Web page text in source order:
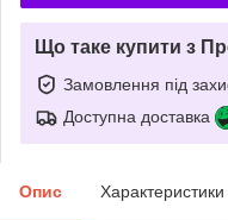
Що таке купити з
Замовлення під
Доступна доставка
Опис Характеристики